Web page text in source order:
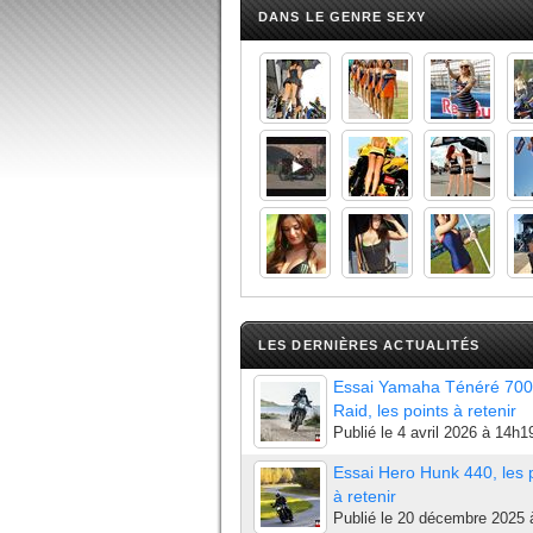
DANS LE GENRE SEXY
LES DERNIÈRES ACTUALITÉS
Essai Yamaha Ténéré
Raid, les points à retenir
Publié le 4 avril 2026 à
Essai Hero Hunk 440, les
à retenir
Publié le 20 décembre 2025